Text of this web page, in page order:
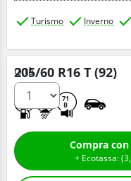
Turismo Inverno
205/60 R16 T (92)
71
B
Q.tà
+ Ecotassa: (3,